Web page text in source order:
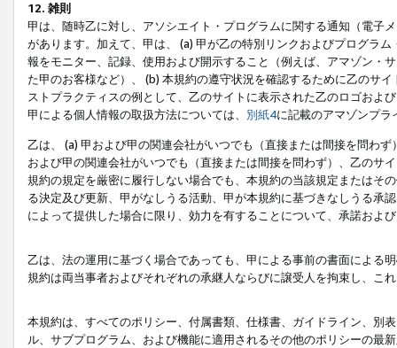
12. 雑則
甲は、随時乙に対し、アソシエイト・プログラムに関する通知（電子
があります。加えて、甲は、 (a) 甲が乙の特別リンクおよびプログラ
報をモニター、記録、使用および開示すること（例えば、アマゾン・
た甲のお客様など）、 (b) 本規約の遵守状況を確認するために乙のサ
ストプラクティスの例として、乙のサイトに表示された乙のロゴおよ
甲による個人情報の取扱方法については、 別紙4に記載のアマゾンプ
乙は、 (a) 甲および甲の関連会社がいつでも（直接または間接を問わ
および甲の関連会社がいつでも（直接または間接を問わず）、乙のサ
規約の規定を厳密に履行しない場合でも、本規約の当該規定またはそ
る決定及び更新、甲がなしうる活動、甲が本規約に基づきなしうる承
によって提供した場合に限り、効力を有することについて、承諾およ
乙は、法の運用に基づく場合であっても、甲による事前の書面による
規約は両当事者およびそれぞれの承継人ならびに譲受人を拘束し、こ
本規約は、すべてのポリシー、付属書類、仕様書、ガイドライン、別
ル、サブプログラム、および機能に適用されるその他のポリシーの最